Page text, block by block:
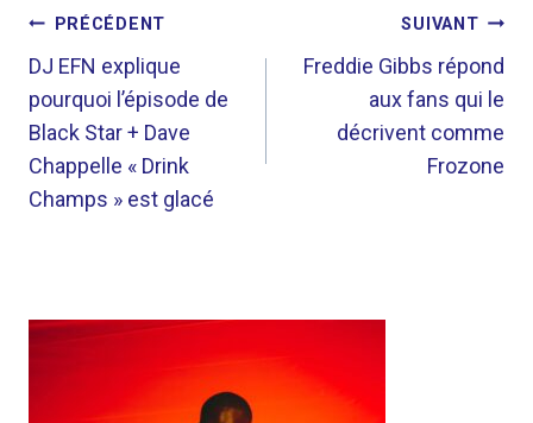
NAVIGATION
DE
L’ARTICLE
PRÉCÉDENT
DJ EFN explique
pourquoi l’épisode de
Black Star + Dave
Chappelle « Drink
Champs » est glacé
SUIVANT
Freddie Gibbs répond
aux fans qui le
décrivent comme
Frozone